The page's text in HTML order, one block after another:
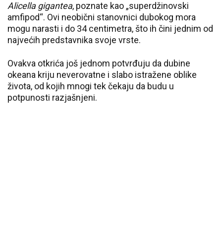
Alicella gigantea, poznate kao „superdžinovski
amfipod“. Ovi neobični stanovnici dubokog mora
mogu narasti i do 34 centimetra, što ih čini jednim od
najvećih predstavnika svoje vrste.
Ovakva otkrića još jednom potvrđuju da dubine
okeana kriju neverovatne i slabo istražene oblike
života, od kojih mnogi tek čekaju da budu u
potpunosti razjašnjeni.